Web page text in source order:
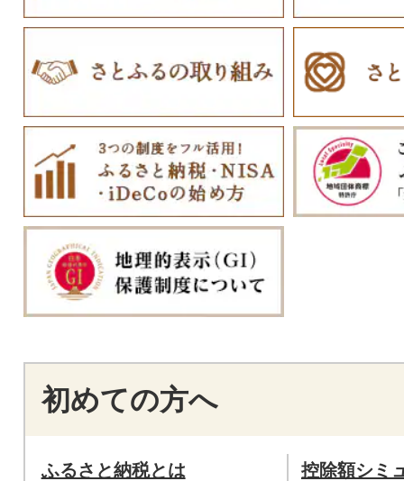
初めての方へ
ふるさと納税とは 控除額シミ